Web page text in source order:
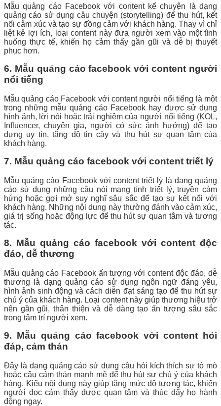
Mẫu quảng cáo Facebook với content kể chuyện là dạng
quảng cáo sử dụng câu chuyện (storytelling) để thu hút, kết
nối cảm xúc và tạo sự đồng cảm với khách hàng. Thay vì chỉ
liệt kê lợi ích, loại content này đưa người xem vào một tình
huống thực tế, khiến họ cảm thấy gần gũi và dễ bị thuyết
phục hơn.
6. Mẫu quảng cáo facebook với content người
nổi tiếng
Mẫu quảng cáo Facebook với content người nổi tiếng là một
trong những mẫu quảng cáo Facebook hay được sử dụng
hình ảnh, lời nói hoặc trải nghiệm của người nổi tiếng (KOL,
Influencer, chuyên gia, người có sức ảnh hưởng) để tạo
dựng uy tín, tăng độ tin cậy và thu hút sự quan tâm của
khách hàng.
7. Mẫu quảng cáo facebook với content triết lý
Mẫu quảng cáo Facebook với content triết lý là dạng quảng
cáo sử dụng những câu nói mang tính triết lý, truyền cảm
hứng hoặc gợi mở suy nghĩ sâu sắc để tạo sự kết nối với
khách hàng. Những nội dung này thường đánh vào cảm xúc,
giá trị sống hoặc động lực để thu hút sự quan tâm và tương
tác.
8. Mẫu quảng cáo facebook với content độc
đáo, dễ thương
Mẫu quảng cáo Facebook ấn tượng với content độc đáo, dễ
thương là dạng quảng cáo sử dụng ngôn ngữ đáng yêu,
hình ảnh sinh động và cách diễn đạt sáng tạo để thu hút sự
chú ý của khách hàng. Loại content này giúp thương hiệu trở
nên gần gũi, thân thiện và dễ dàng tạo ấn tượng sâu sắc
trong tâm trí người xem.
9. Mẫu quảng cáo facebook với content hỏi
đáp, cảm thán
Đây là dạng quảng cáo sử dụng câu hỏi kích thích sự tò mò
hoặc câu cảm thán mạnh mẽ để thu hút sự chú ý của khách
hàng. Kiểu nội dung này giúp tăng mức độ tương tác, khiến
người đọc cảm thấy được quan tâm và thúc đẩy họ hành
động ngay.